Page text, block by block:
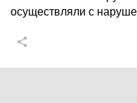
осуществляли с